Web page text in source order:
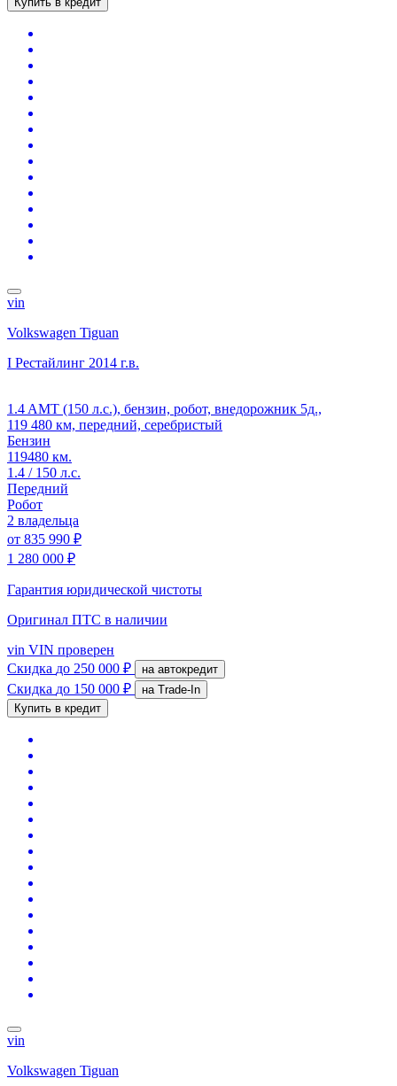
vin
Volkswagen Tiguan
I Рестайлинг 2014 г.в.
1.4 AMT (150 л.с.), бензин, робот, внедорожник 5д.,
119 480 км, передний, серебристый
Бензин
119480 км.
1.4 / 150 л.с.
Передний
Робот
2 владельца
от 835 990 ₽
1 280 000 ₽
Гарантия юридической чистоты
Оригинал ПТС в наличии
vin VIN проверен
Скидка до 250 000 ₽ на автокредит
Скидка до 150 000 ₽
на Trade-In
Купить в кредит
vin
Volkswagen Tiguan